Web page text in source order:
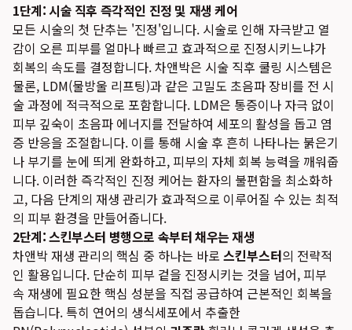
1단계: 시술 직후 즉각적인 진정 및 재생 케어
모든 시술의 첫 단추는 '진정'입니다. 시술로 인해 자극받고 열
감이 오른 피부를 얼마나 빠르고 효과적으로 진정시키느냐가
회복의 속도를 결정합니다. 차앤박은 시술 직후 쿨링 시스템은
물론, LDM(물방울 리프팅)과 같은 고밀도 초음파 장비를 전 시
술 과정에 적극적으로 포함합니다. LDM은 통증이나 자극 없이
피부 깊숙이 초음파 에너지를 전달하여 세포의 활성을 돕고 염
증 반응을 조절합니다. 이를 통해 시술 후 흔히 나타나는 붉은기
나 부기를 눈에 띄게 완화하고, 피부의 자체 회복 능력을 깨워줍
니다. 이러한 즉각적인 진정 케어는 환자의 불편함을 최소화하
고, 다음 단계의 재생 관리가 효과적으로 이루어질 수 있는 최적
의 피부 환경을 만들어줍니다.
2단계: 스킨부스터 병행으로 속부터 채우는 재생
차앤박 재생 관리의 핵심 중 하나는 바로 스킨부스터의 전략적
인 활용입니다. 단순히 피부 겉을 진정시키는 것을 넘어, 피부
속 재생에 필요한 핵심 성분을 직접 공급하여 근본적인 회복을
돕습니다. 특히 연어의 생식세포에서 추출한